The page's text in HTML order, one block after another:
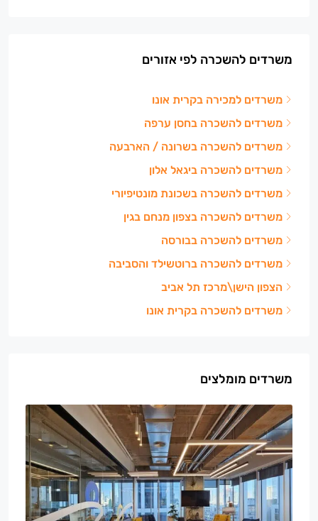
משרדים להשכרה לפי אזורים
משרדים למכירה בקרית אונו
משרדים להשכרה בחסן ערפה
משרדים להשכרה בשרונה / הארבעה
משרדים להשכרה ביגאל אלון
משרדים להשכרה בשכונת מונטיפיורי
משרדים להשכרה בצפון מנחם בגין
משרדים להשכרה בבורסה
משרדים להשכרה ברוטשילד והסביבה
הצפון הישן\מרכז תל אביב
משרדים להשכרה בקרית אונו
משרדים מומלצים